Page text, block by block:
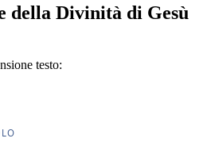
della Divinità di Gesù
testo: